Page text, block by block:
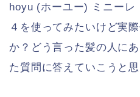
hoyu (ホーユー) ミニーレ
４を使ってみたいけど実
か？どう言った髪の人に
た質問に答えていこうと思